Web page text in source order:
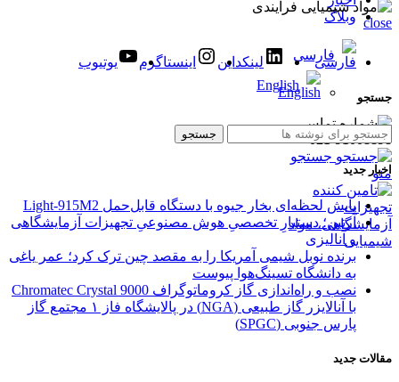
وبلاگ
فارسی
English
021-91008898
جستجو
منو
close
لینکداین اینستاگرم یوتیوب
جستجو
جستجو
اخبار جدید
پایش لحظه‌ای بخار جیوه با دستگاه قابل‌حمل Light‑915M2
آرتین؛ دستیارِ تخصصیِ هوش مصنوعیِ تجهیزات آزمایشگاهی
و آنالیزی
برنده نوبل شیمی آمریکا را به مقصد چین ترک کرد؛ عمر یاغی
به دانشگاه تسینگ‌هوا پیوست
نصب و راه‌اندازی گاز کروماتوگراف Chromatec Crystal 9000
با آنالایزر گاز طبیعی (NGA) در پالایشگاه فاز ۱ مجتمع گاز
پارس جنوبی (SPGC)
مقالات جدید